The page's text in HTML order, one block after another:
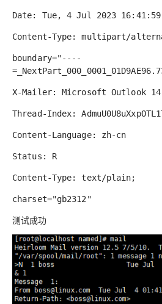
Date: Tue, 4 Jul 2023 16:41:59
Content-Type: multipart/
boundary="----
X-Mailer: Microsoft Outlook
Thread-Index:
Content-Language: zh-cn
Status: R
Content-Type: text/plain;
charset="gb2312"
测试成功